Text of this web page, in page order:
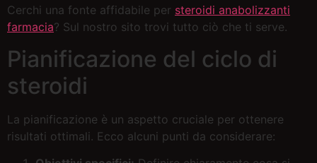
Cerchi una fonte affidabile per steroidi anabolizzanti
farmacia? Sul nostro sito trovi tutto ciò che ti serve.
Pianificazione del ciclo di
steroidi
La pianificazione è un aspetto cruciale per ottenere
risultati ottimali. Ecco alcuni punti da considerare: